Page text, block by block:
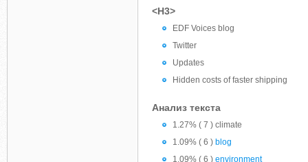
<H3>
EDF Voices blog
Twitter
Updates
Hidden costs of faster shipping
Анализ текста
1.27% ( 7 ) climate
1.09% ( 6 ) blog
1.09% ( 6 ) environment